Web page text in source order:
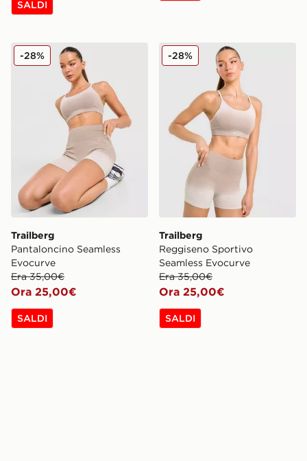
SALDI
Trailberg Pantaloncino Seamless Evocurve
Trailberg
Pantaloncino Seamless
Evocurve
Era 35,00€
Ora 25,00€
-28%
SALDI
Trailberg Reggiseno
Trailberg
Reggiseno Sportivo
Seamless Evocurve
Era 35,00€
Ora 25,00€
-28%
SALDI